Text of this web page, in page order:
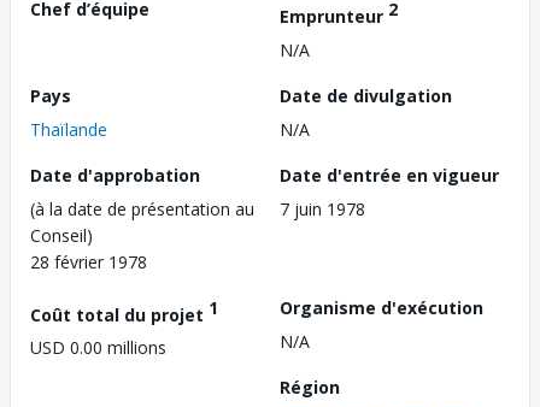
Chef d’équipe
Emprunteur 2
N/A
Pays
Thaïlande
Date de divulgation
N/A
Date d'approbation
(à la date de présentation au
Conseil)
28 février 1978
Date d'entrée en vigueur
7 juin 1978
Coût total du projet 1
USD 0.00 millions
Organisme d'exécution
N/A
Région